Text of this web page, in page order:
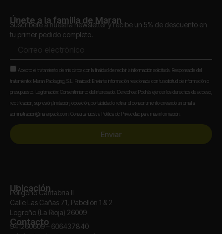
Únete a la familia de Maran
Suscríbete a nuestra newsletter y recibe un 5% de descuento en
tu primer pedido completo.
electrónico
Aceptación
Acepto el tratamiento de mis datos con la finalidad de recibir la información solicitada. Responsable del
tratamiento: Maran Packaging, S.L. Finalidad: Enviarte información relacionada con tu solicitud de información o
presupuesto. Legitimación: Consentimiento del interesado. Derechos: Podrás ejercer los derechos de acceso,
rectificación, supresión, limitación, oposición, portabilidad o retirar el consentimiento enviando un email a
administracion@maranpack.com. Consulta nuestra Política de Privacidad para más información.
Enviar
Ubicación
Polígono Cantabria II
Calle Las Cañas 71, Pabellón 1 & 2
Logroño (La Rioja) 26009
Contacto
941260609 – 606437840